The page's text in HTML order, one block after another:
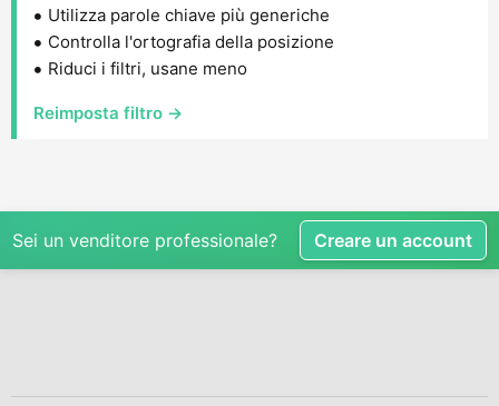
Utilizza parole chiave più generiche
Controlla l'ortografia della posizione
Riduci i filtri, usane meno
Reimposta filtro →
Sei un venditore professionale? Creare un account